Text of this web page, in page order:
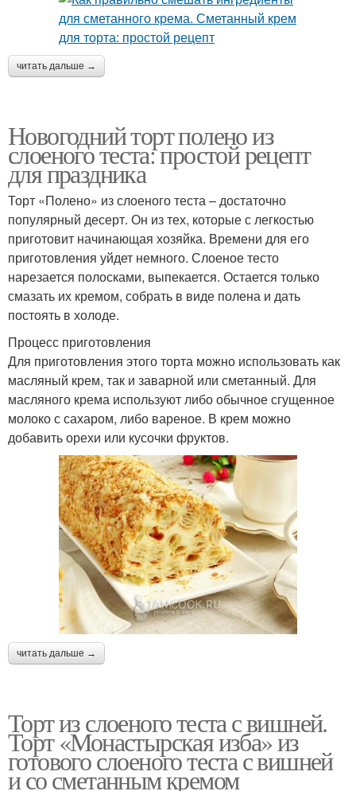
читать дальше →
Новогодний торт полено из
слоеного теста: простой рецепт
для праздника
Торт «Полено» из слоеного теста – достаточно
популярный десерт. Он из тех, которые с легкостью
приготовит начинающая хозяйка. Времени для его
приготовления уйдет немного. Слоеное тесто
нарезается полосками, выпекается. Остается только
смазать их кремом, собрать в виде полена и дать
постоять в холоде.
Процесс приготовления
Для приготовления этого торта можно использовать как
масляный крем, так и заварной или сметанный. Для
масляного крема используют либо обычное сгущенное
молоко с сахаром, либо вареное. В крем можно
добавить орехи или кусочки фруктов.
читать дальше →
Торт из слоеного теста с вишней.
Торт «Монастырская изба» из
готового слоеного теста с вишней
и со сметанным кремом